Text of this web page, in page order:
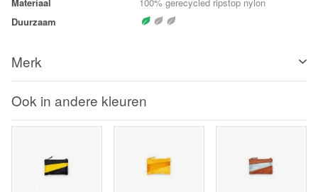
Duurzaam
Merk
Ook in andere kleuren